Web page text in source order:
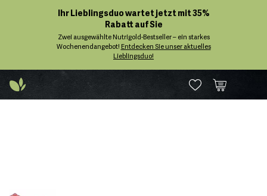
Ihr Lieblingsduo wartet jetzt mit 35%
Rabatt auf Sie
Zwei ausgewählte Nutrigold-Bestseller – ein starkes
Wochenendangebot! Entdecken Sie unser aktuelles
Lieblingsduo!